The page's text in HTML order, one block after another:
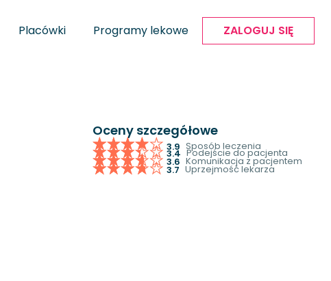
Placówki Programy lekowe ZALOGUJ SIĘ
Oceny szczegółowe
3.9 Sposób leczenia
3.4 Podejście do pacjenta
3.6 Komunikacja z pacjentem
3.7 Uprzejmość lekarza